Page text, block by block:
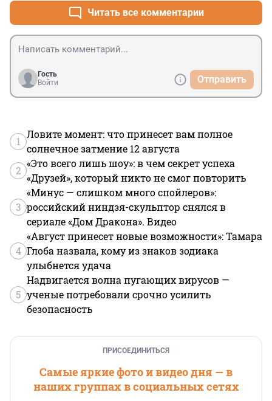
Читать все комментарии
Гость
Войти
Отправить
1
Ловите момент: что принесет вам полное
солнечное затмение 12 августа
2
«Это всего лишь шоу»: в чем секрет успеха
«Друзей», который никто не смог повторить
3
«Минус — слишком много спойлеров»:
российский ниндзя-скульптор снялся в
сериале «Дом Дракона». Видео
4
«Август принесет новые возможности»: Тамара
Глоба назвала, кому из знаков зодиака
улыбнется удача
5
Надвигается волна пугающих вирусов —
ученые потребовали срочно усилить
безопасность
ПРИСОЕДИНИТЬСЯ
Самые яркие фото и видео дня — в
наших группах в социальных сетях